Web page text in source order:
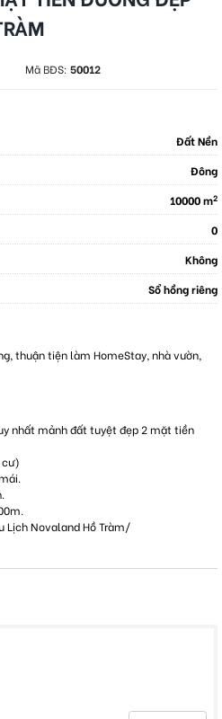
Mã BĐS: 50012
Đất Nền
Đông
10000 m2
0
Không
Sổ hồng riêng
thuận tiện làm HomeStay, nhà vườn,
nhất mảnh đất tuyệt đẹp 2 mặt tiền
cư)
Lịch Novaland Hồ Tràm/